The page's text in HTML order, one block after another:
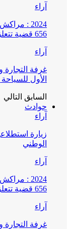
آراء
2024 :
656 قضية تتعلق بغسيل الأموال
آراء
غرفة التجارة
الأول
السابق التالي
حوادث
آراء
زيارة
الوطني
آراء
2024 :
656 قضية تتعلق بغسيل الأموال
آراء
غرفة التجارة